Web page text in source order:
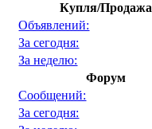
Купля/Продажа
Объявлений:
За сегодня:
За неделю:
Форум
Сообщений:
За сегодня: